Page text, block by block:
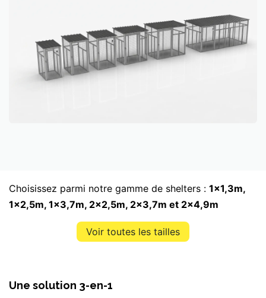
Choisissez parmi notre gamme de shelters : 1x1,3m,
1x2,5m, 1x3,7m, 2x2,5m, 2x3,7m et 2x4,9m
Voir toutes les tailles
Une solution 3-en-1